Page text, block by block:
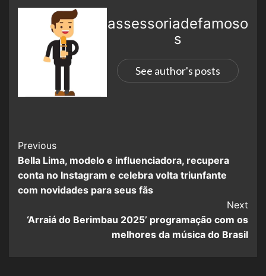
assessoriadefamoso
s
See author's posts
Previous
Bella Lima, modelo e influenciadora, recupera
conta no Instagram e celebra volta triunfante
com novidades para seus fãs
Next
‘Arraiá do Berimbau 2025’ programação com os
melhores da música do Brasil